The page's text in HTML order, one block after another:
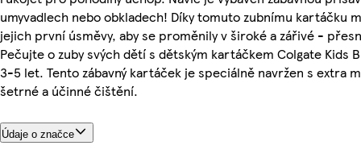
umyvadlech nebo obkladech! Díky tomuto zubnímu kartáčku
jejich první úsměvy, aby se proměnily v široké a zářivé -
Pečujte o zuby svých dětí s dětským kartáčkem Colgate Kids
3-5 let. Tento zábavný kartáček je speciálně navržen s extra
šetrné a účinné čištění.
Údaje o značce